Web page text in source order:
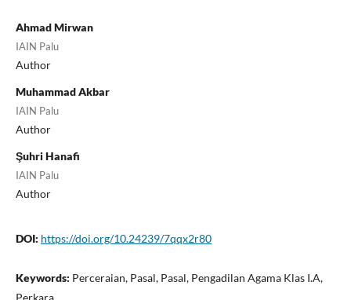
Ahmad Mirwan
IAIN Palu
Author
Muhammad Akbar
IAIN Palu
Author
Şuhri Hanafi
IAIN Palu
Author
DOI: https://doi.org/10.24239/7qqx2r80
Keywords: Perceraian, Pasal, Pasal, Pengadilan Agama Klas I.A,
Perkara